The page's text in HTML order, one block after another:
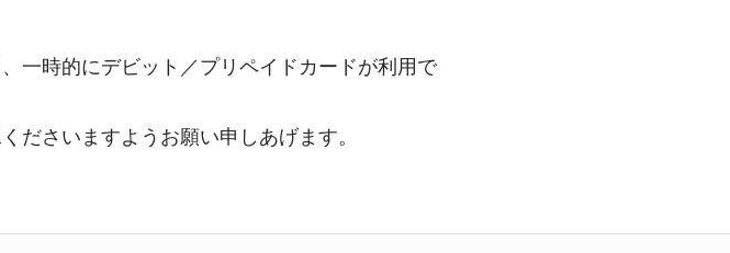
一時的にデビット／プリペイドカードが利用で
ださいますようお願い申しあげます。